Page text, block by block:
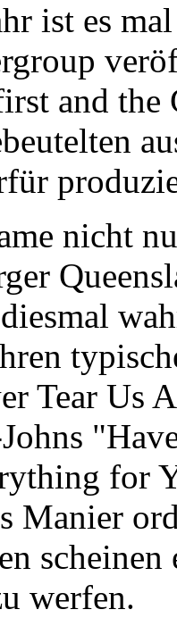
ist es
and the
nicht
Tear Us
for
Manier
werfen.